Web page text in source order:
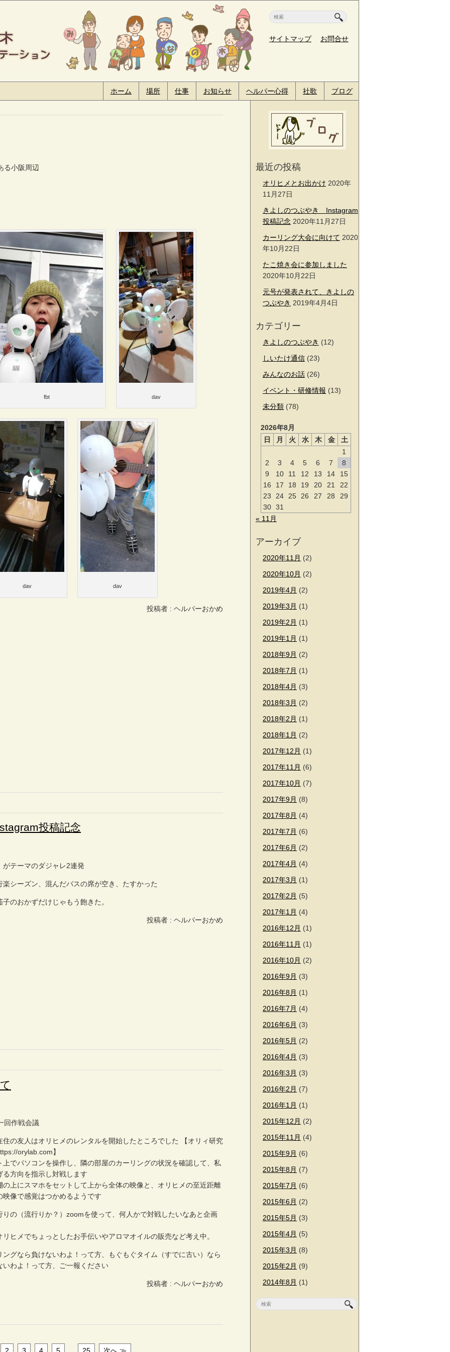
サイトマップ お問合せ
ホーム 場所 仕事 お知らせ ヘルパー心得 社歌 ブログ
る小阪周辺
fbt dav
dav dav
投稿者 : ヘルパーおかめ
投稿記念
がテーマのダジャレ2連発
楽シーズン、混んだバスの席が空き、たすかった
子のおかずだけじゃもう飽きた。
投稿者 : ヘルパーおかめ
回作戦会議
住の友人はオリヒメのレンタルを開始したところでした 【オリィ研究
orylab.com】
上でパソコンを操作し、隣の部屋のカーリングの状況を確認して、私
る方向を指示し対戦します
の上にスマホをセットして上から全体の映像と、オリヒメの至近距離
映像で感覚はつかめるようです
りの（流行りか？）zoomを使って、何人かで対戦したいなあと企画
リヒメでちょっとしたお手伝いやアロマオイルの販売など考え中。
ングなら負けないわよ！って方、もぐもぐタイム（すでに古い）なら
いわよ！って方、ご一報ください
投稿者 : ヘルパーおかめ
最近の投稿
オリヒメとお出かけ 2020年
11月27日
きよしのつぶやき Instagram
投稿記念 2020年11月27日
カーリング大会に向けて 2020
年10月22日
たこ焼き会に参加しました
2020年10月22日
元号が発表されて、きよしの
つぶやき 2019年4月4日
カテゴリー
きよしのつぶやき (12)
しいたけ通信 (23)
みんなのお話 (26)
イベント・研修情報 (13)
未分類 (78)
2026年8月
日
月 火 水 木 金
土
1
2
3 4 5 6 7
8
9
10 11 12 13 14
15
16
17 18 19 20 21
22
23
24 25 26 27 28
29
30 31
« 11月
アーカイブ
2020年11月 (2)
2020年10月 (2)
2019年4月 (2)
2019年3月 (1)
2019年2月 (1)
2019年1月 (1)
2018年9月 (2)
2018年7月 (1)
2018年4月 (3)
2018年3月 (2)
2018年2月 (1)
2018年1月 (2)
2017年12月 (1)
2017年11月 (6)
2017年10月 (7)
2017年9月 (8)
2017年8月 (4)
2017年7月 (6)
2017年6月 (2)
2017年4月 (4)
2017年3月 (1)
2017年2月 (5)
2017年1月 (4)
2016年12月 (1)
2016年11月 (1)
2016年10月 (2)
2016年9月 (3)
2016年8月 (1)
2016年7月 (4)
2016年6月 (3)
2016年5月 (2)
2016年4月 (3)
2016年3月 (3)
2016年2月 (7)
2016年1月 (1)
2015年12月 (2)
2015年11月 (4)
2015年9月 (6)
2015年8月 (7)
2015年7月 (6)
2015年6月 (2)
2015年5月 (3)
2015年4月 (5)
2015年3月 (8)
2015年2月 (9)
2014年8月 (1)